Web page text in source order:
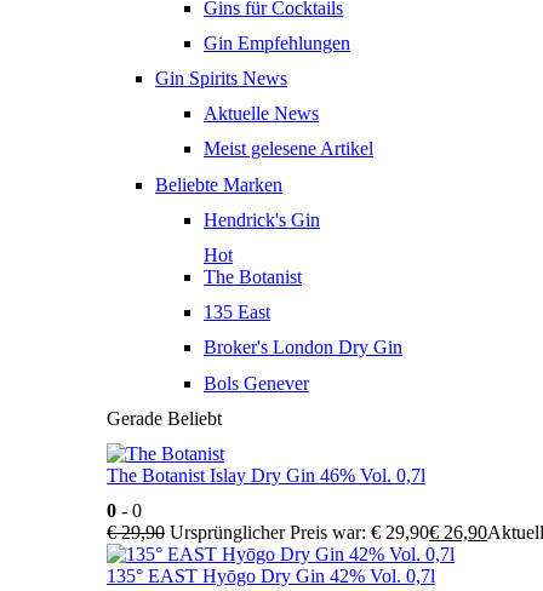
Gins für Cocktails
Gin Empfehlungen
Gin Spirits News
Aktuelle News
Meist gelesene Artikel
Beliebte Marken
Hendrick's Gin
Hot
The Botanist
135 East
Broker's London Dry Gin
Bols Genever
Gerade Beliebt
The Botanist Islay Dry Gin 46% Vol. 0,7l
0 - 0
€29,90 Ursprünglicher Preis war: € 29,90€ 26,90
135° EAST Hyōgo Dry Gin 42% Vol. 0,7l